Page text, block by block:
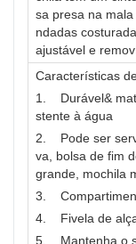
sa presa na
ndadas
ajustável e
Características
1. Durável&
stente à água
2. Pode ser
va, bolsa de fim
grande, mochila
3.
4. Fivela de
5. Mantenha o